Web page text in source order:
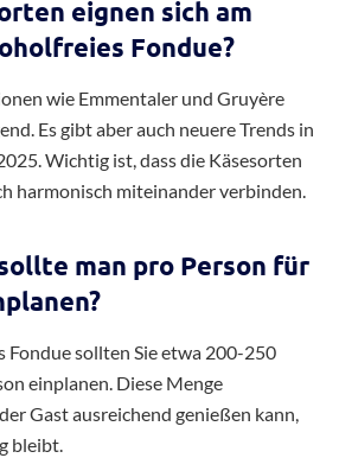
eignen sich am
Fondue?
wie Emmentaler und Gruyère
Es gibt aber auch neuere Trends in
Wichtig ist, dass die Käsesorten
harmonisch miteinander verbinden.
man pro Person für
Fondue sollten Sie etwa 200-250
einplanen. Diese Menge
Gast ausreichend genießen kann,
bleibt.